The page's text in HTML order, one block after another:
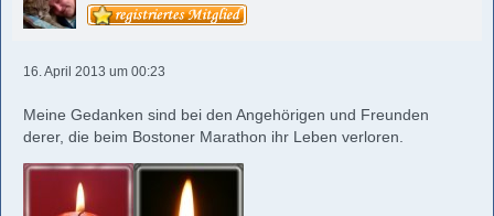
16. April 2013 um 00:23
Meine Gedanken sind bei den Angehörigen und Freunden
derer, die beim Bostoner Marathon ihr Leben verloren.